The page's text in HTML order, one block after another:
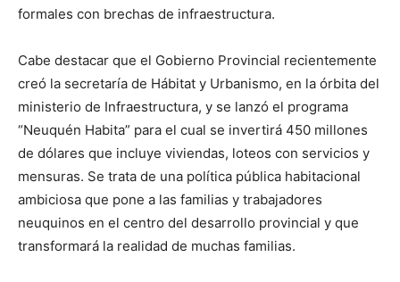
formales con brechas de infraestructura.
Cabe destacar que el Gobierno Provincial recientemente
creó la secretaría de Hábitat y Urbanismo, en la órbita del
ministerio de Infraestructura, y se lanzó el programa
“Neuquén Habita” para el cual se invertirá 450 millones
de dólares que incluye viviendas, loteos con servicios y
mensuras. Se trata de una política pública habitacional
ambiciosa que pone a las familias y trabajadores
neuquinos en el centro del desarrollo provincial y que
transformará la realidad de muchas familias.